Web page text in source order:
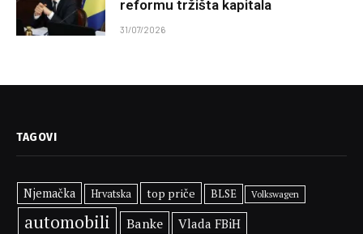
reformu tržišta kapitala
31/07/2026
TAGOVI
Njemačka Hrvatska top priče BLSE Volkswagen
automobili Banke Vlada FBiH